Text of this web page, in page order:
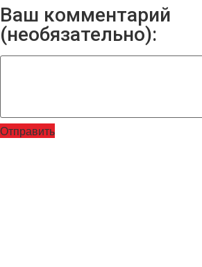
Ваш комментарий
(необязательно):
Отправить